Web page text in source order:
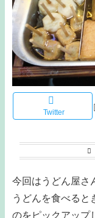
Twitter
今回はうどん屋さ
うどんを食べると
のをピックアップ